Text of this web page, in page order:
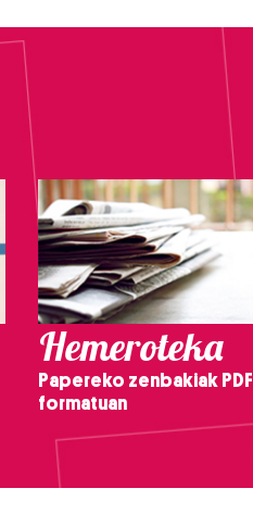
Hemeroteka
Papereko zenbakiak PDF
formatuan